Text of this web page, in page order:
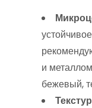
и
бежевый,